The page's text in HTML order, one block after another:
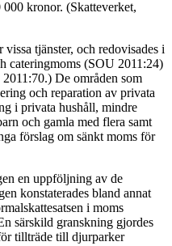
kronor. (Skatteverket,
vissa tjänster, och redovisades i
cateringmoms (SOU 2011:24)
De områden som
och reparation av privata
i privata hushåll, mindre
och gamla med flera samt
förslag om sänkt moms för
en uppföljning av de
konstaterades bland annat
i moms
särskild granskning gjordes
tillträde till djurparker